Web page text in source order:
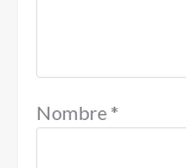
Nombre *